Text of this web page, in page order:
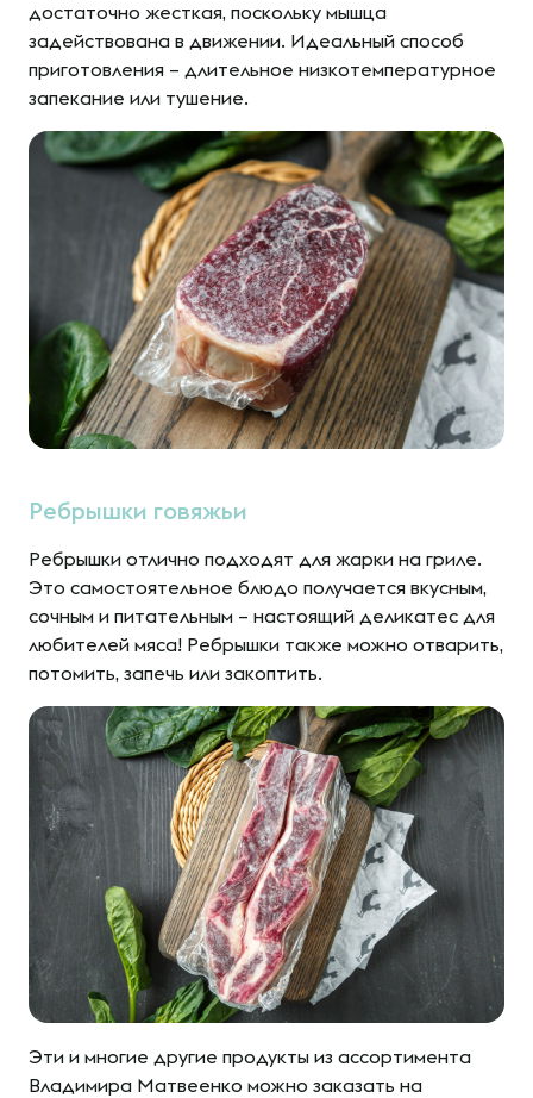
достаточно жесткая, поскольку мышца
задействована в движении. Идеальный способ
приготовления – длительное низкотемпературное
запекание или тушение.
Ребрышки говяжьи
Ребрышки отлично подходят для жарки на гриле.
Это самостоятельное блюдо получается вкусным,
сочным и питательным – настоящий деликатес для
любителей мяса! Ребрышки также можно отварить,
потомить, запечь или закоптить.
Эти и многие другие продукты из ассортимента
Владимира Матвеенко можно заказать на